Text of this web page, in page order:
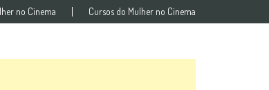
no Cinema Cursos do Mulher no Cinema